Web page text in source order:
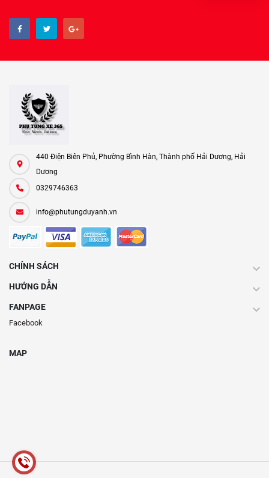
440 Điện Biên Phủ, Phường Bình Hàn, Thành phố Hải Dương, Hải
Dương
0329746363
info@phutungduyanh.vn
CHÍNH SÁCH
HƯỚNG DẪN
FANPAGE
Facebook
MAP